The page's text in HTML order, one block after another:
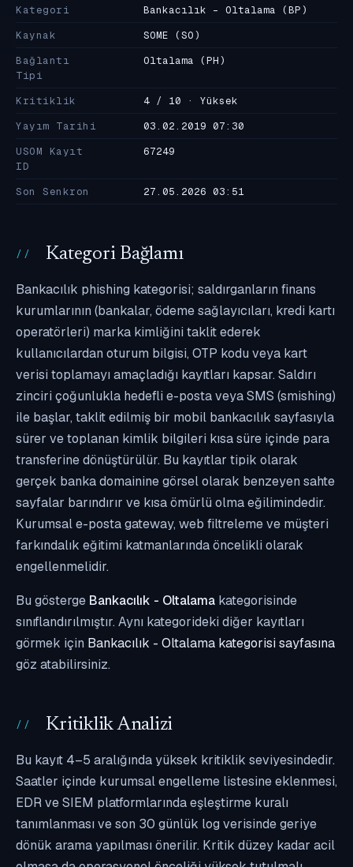
Kategori
Bankacılık - Oltalama (BP)
Kaynak
SOME (SO)
Bağlantı
Tipi
Oltalama (PH)
Kritiklik
4 / 10 · Yüksek
Yayım Tarihi
03.02.2019 07:30
USOM Kayıt
ID
67249
Son Senkron 27.05.2026 03:51
Kategori Bağlamı
Bankacılık phishing kategorisi; saldırganların finans
kurumlarının (bankalar, ödeme sağlayıcıları, kredi kartı
operatörleri) marka kimliğini taklit ederek
kullanıcılardan oturum bilgisi, OTP kodu veya kart
verisi toplamayı amaçladığı kayıtları kapsar. Saldırı
zinciri çoğunlukla hedefli e-posta veya SMS (smishing)
ile başlar, taklit edilmiş bir mobil bankacılık sayfasıyla
sürer ve toplanan kimlik bilgileri kısa süre içinde para
transferine dönüştürülür. Bu kayıtlar tipik olarak
gerçek banka domainine görsel olarak benzeyen sahte
sayfalar barındırır ve kısa ömürlü olma eğilimindedir.
Kurumsal e-posta gateway, web filtreleme ve müşteri
farkındalık eğitimi katmanlarında öncelikli olarak
engellenmelidir.
Bu gösterge Bankacılık - Oltalama kategorisinde
sınıflandırılmıştır. Aynı kategorideki diğer kayıtları
görmek için Bankacılık - Oltalama kategorisi sayfasına
göz atabilirsiniz.
Kritiklik Analizi
Bu kayıt 4–5 aralığında yüksek kritiklik seviyesindedir.
Saatler içinde kurumsal engelleme listesine eklenmesi,
EDR ve SIEM platformlarında eşleştirme kuralı
tanımlanması ve son 30 günlük log verisinde geriye
dönük arama yapılması önerilir. Kritik düzey kadar acil